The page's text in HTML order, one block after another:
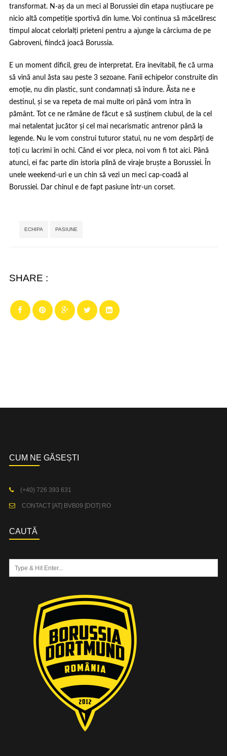
transformat. N-aș da un meci al Borussiei din etapa nuștiucare pe
nicio altă competiție sportivă din lume. Voi continua să măcelăresc
timpul alocat celorlalți prieteni pentru a ajunge la cârciuma de pe
Gabroveni, fiindcă joacă Borussia.
E un moment dificil, greu de interpretat. Era inevitabil, fie că urma
să vină anul ăsta sau peste 3 sezoane. Fanii echipelor construite din
emoție, nu din plastic, sunt condamnați să îndure. Ăsta ne e
destinul, și se va repeta de mai multe ori până vom intra în
pământ. Tot ce ne rămâne de făcut e să susținem clubul, de la cel
mai netalentat jucător și cel mai necarismatic antrenor până la
legende. Nu le vom construi tuturor statui, nu ne vom despărți de
toți cu lacrimi în ochi. Când ei vor pleca, noi vom fi tot aici. Până
atunci, ei fac parte din istoria plină de viraje bruște a Borussiei. În
unele weekend-uri e un chin să vezi un meci cap-coadă al
Borussiei. Dar chinul e de fapt pasiune într-un corset.
ECHIPA PASIUNE
SHARE :
CUM NE GĂSEȘTI
(+40) 726 393 631
CONTACT [AT] BVB09 [DOT] RO
CAUTĂ